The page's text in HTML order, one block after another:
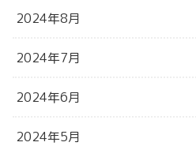
2024年8月
2024年7月
2024年6月
2024年5月